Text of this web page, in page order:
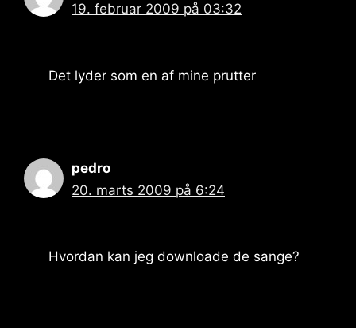
19. februar 2009 på 03:32
Det lyder som en af ​​mine prutter
pedro
20. marts 2009 på 6:24
Hvordan kan jeg downloade de sange?